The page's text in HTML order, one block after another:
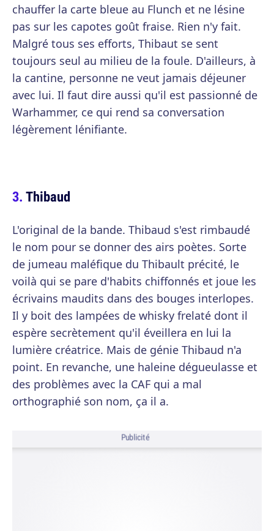
chauffer la carte bleue au Flunch et ne lésine
pas sur les capotes goût fraise. Rien n'y fait.
Malgré tous ses efforts, Thibaut se sent
toujours seul au milieu de la foule. D'ailleurs, à
la cantine, personne ne veut jamais déjeuner
avec lui. Il faut dire aussi qu'il est passionné de
Warhammer, ce qui rend sa conversation
légèrement lénifiante.
Thibaud
L'original de la bande. Thibaud s'est rimbaudé
le nom pour se donner des airs poètes. Sorte
de jumeau maléfique du Thibault précité, le
voilà qui se pare d'habits chiffonnés et joue les
écrivains maudits dans des bouges interlopes.
Il y boit des lampées de whisky frelaté dont il
espère secrètement qu'il éveillera en lui la
lumière créatrice. Mais de génie Thibaud n'a
point. En revanche, une haleine dégueulasse et
des problèmes avec la CAF qui a mal
orthographié son nom, ça il a.
Publicité